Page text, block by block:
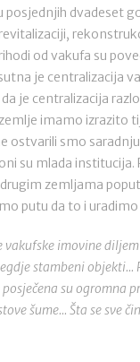
posjednjih dvadeset
od vakufa su
je centralizacija
je centralizacija
imamo izrazito
ostvarili smo
su mlada institucija.
zemljama
putu da to i uradimo
vakufske imovine
stambeni objekti...
su ogromna
šume... Šta se sve